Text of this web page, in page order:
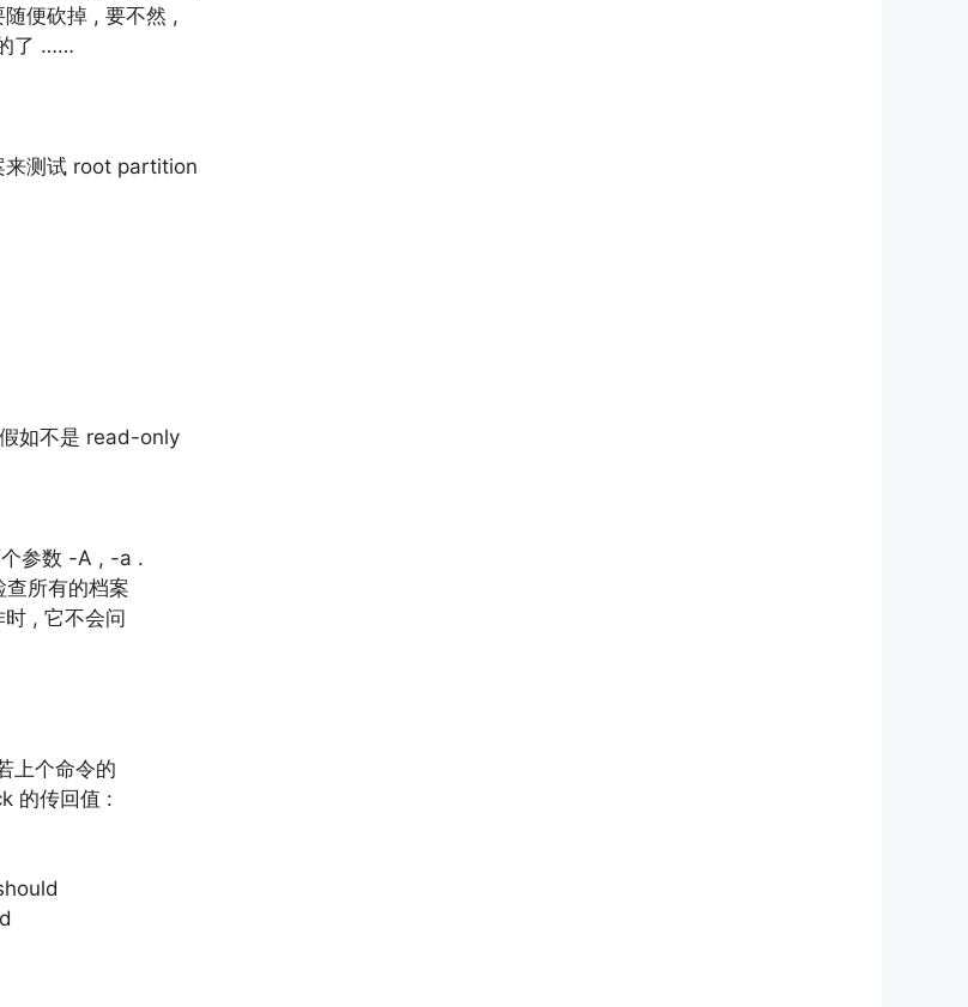
便砍掉 , 要不然 ,
了 ……
测试 root partition
如不是 read-only
参数 -A , -a .
所有的档案
, 它不会问
上个命令的
的传回值 :